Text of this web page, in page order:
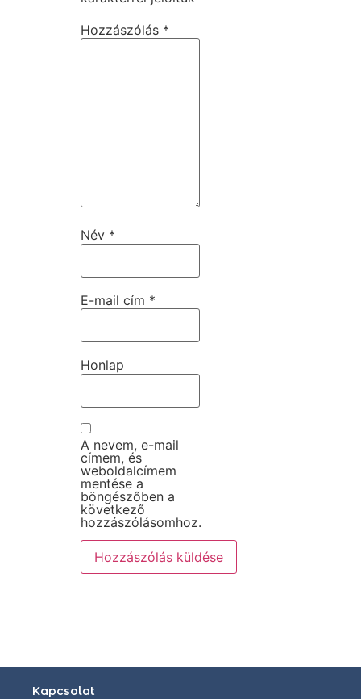
Hozzászólás *
Név *
E-mail cím *
Honlap
A nevem, e-mail
címem, és
weboldalcímem
mentése a
böngészőben a
következő
hozzászólásomhoz.
Kapcsolat